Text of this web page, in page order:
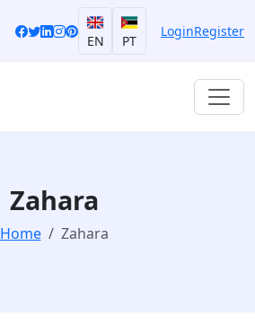
EN PT
LoginRegister
Zahara
Home Zahara